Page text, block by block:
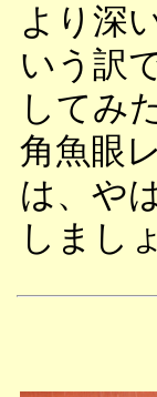
より深
いう訳
してみ
角魚眼
は、や
しまし